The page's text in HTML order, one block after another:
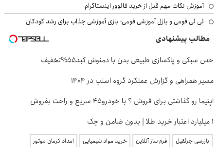
آموزش نکات مهم قبل از خرید فالوور اینستاگرام
لی لی فومی و پازل آموزشی فومی؛ بازی آموزشی جذاب برای رشد کودکان
مطالب پیشنهادی
حس سبکی و پاکسازی طبیعی بدن با دمنوش کبد55%تخفیف
مسیر همراهی و گزارش عملکرد گروه اسنپ در ۱۴۰۴
اپتیما رو گذاشتی برای فروش ؟ با خودرو45 سریع و راحت بفروش
۱ میلیارد اعتبار خرید طلا | بدون ضامن و چک
بازرسی جرثقیل فرم ساز آنلاین خرید مواد شیمیایی
امداد کرمان موتور